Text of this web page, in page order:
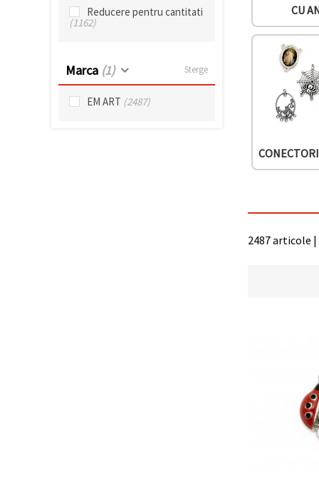
Reducere pentru cantitati
(1162)
Marca (1) Sterge
EM ART (2487)
CU
2487 articole